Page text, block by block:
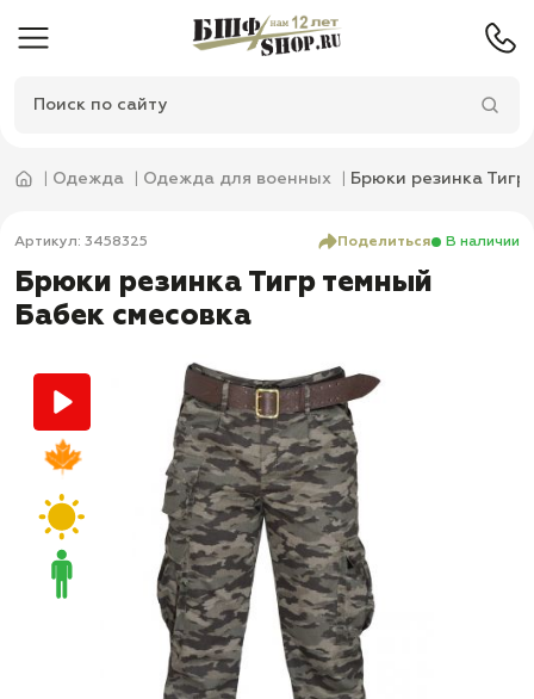
Одежда Одежда для военных Брюки резинка
Артикул: 3458325 Поделиться В наличии
Брюки резинка Тигр темный
Бабек смесовка